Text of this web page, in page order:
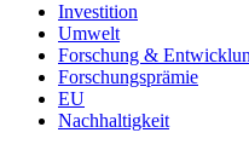
Investition
Umwelt
Forschung &
Forschungsprämie
EU
Nachhaltigkeit